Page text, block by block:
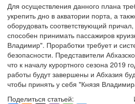
Для осуществления данного плана
укрепить дно в акватории порта, а
оборудовать соответствующий
способен принимать пассажиров
Владимир". Проработки требует и
безопасности. Представители
что к началу курортного сезона 2019
работы будут завершены и Абхазия
чтобы принять у себя "Князя
Поделиться статьей: